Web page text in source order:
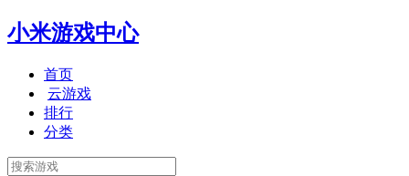
小米游戏中心
首页
云游戏
排行
分类